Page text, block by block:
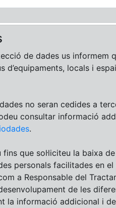
de dades us informem
d’equipaments, locals i
no seran cedides a
consultar informació
.
que sol·liciteu la baixa
personals facilitades en
a Responsable del
de les
la informació addicional i